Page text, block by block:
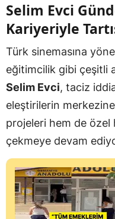
Selim Evci
Kariyeriyle
Türk sinemasına
eğitimcilik gibi çeşitli
Selim Evci, taciz
eleştirilerin
projeleri hem de özel
çekmeye devam